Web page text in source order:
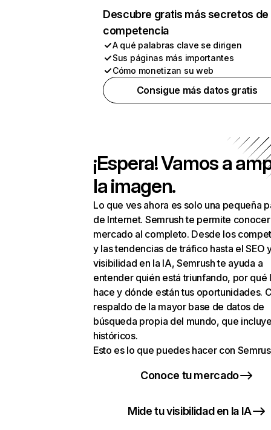
Descubre gratis más secretos de
competencia
A qué palabras clave se dirigen
Sus páginas más importantes
Cómo monetizan su web
Consigue más datos gratis
¡Espera! Vamos a
la imagen.
Lo que ves ahora es solo una pequeña
de Internet. Semrush te permite
mercado al completo. Desde los
y las tendencias de tráfico hasta el SEO
visibilidad en la IA, Semrush te ayuda a
entender quién está triunfando, por qué
hace y dónde están tus oportunidades.
respaldo de la mayor base de datos de
búsqueda propia del mundo, que
históricos.
Esto es lo que puedes hacer con
Conoce tu mercado
Mide tu visibilidad en la IA